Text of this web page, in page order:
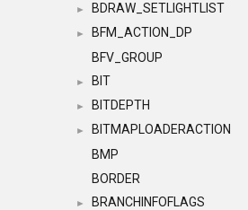
► BDRAW_SETLIGHTLIST
►
BFM_ACTION_DP
BFV_GROUP
► BIT
► BITDEPTH
►
BITMAPLOADERACTION
BMP
BORDER
► BRANCHINFOFLAGS